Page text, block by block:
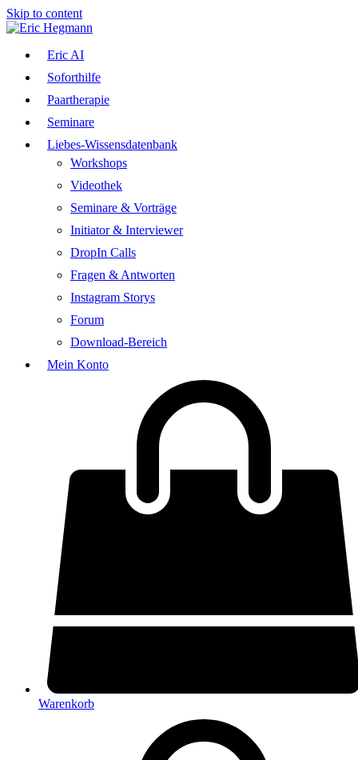
Skip to content
Eric AI
Soforthilfe
Paartherapie
Seminare
Liebes-Wissensdatenbank
Workshops
Videothek
Seminare & Vorträge
Initiator & Interviewer
DropIn Calls
Fragen & Antworten
Instagram Storys
Forum
Download-Bereich
Mein Konto
Warenkorb